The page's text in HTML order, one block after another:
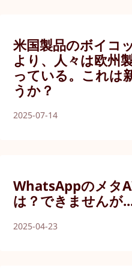
米国製品のボイコ
より、人々は欧州
っている。これは
うか？
2025-07-14
WhatsAppのメタ
は？できませんが
2025-04-23